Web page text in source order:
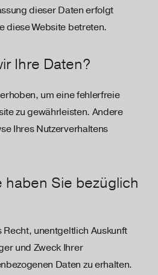
dieser Daten erfolgt
diese Website betreten.
Ihre Daten?
um eine fehlerfreie
zu gewährleisten. Andere
Ihres Nutzerverhaltens
haben Sie bezüglich
unentgeltlich Auskunft
und Zweck Ihrer
Daten zu erhalten.